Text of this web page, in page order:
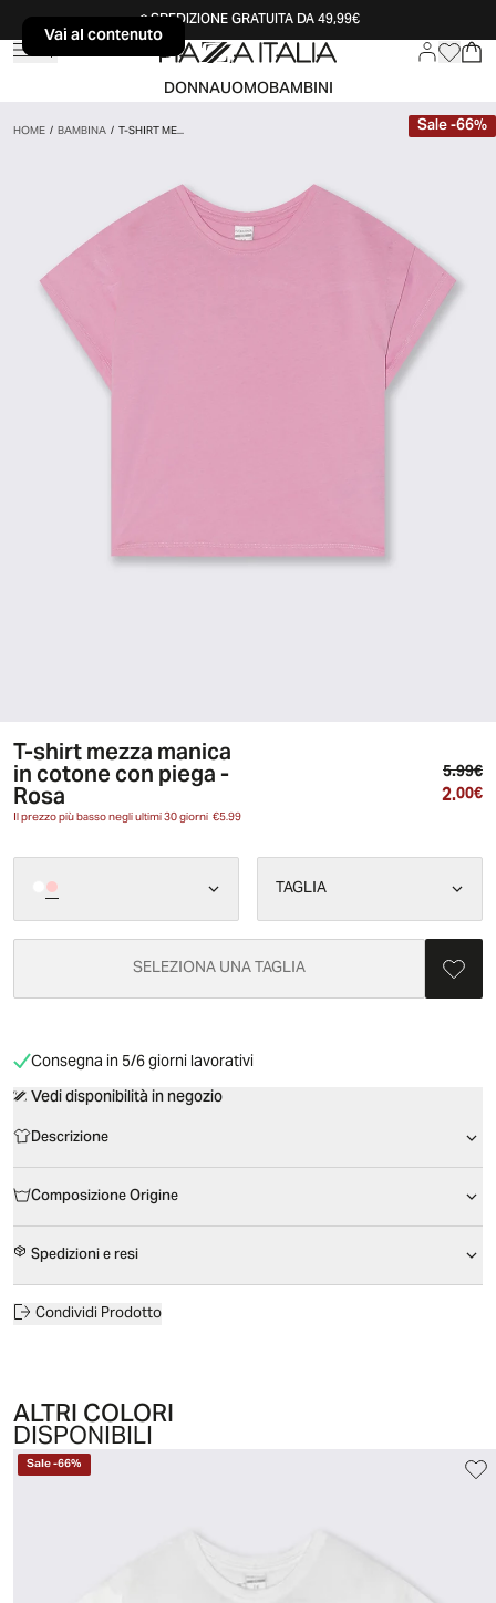
Vai al contenutoSPEDIZIONE GRATUITA DA 49,99€
DONNAUOMOBAMBINI
HOME/BAMBINA/T-SHIRT ME... Sale-66%
T-shirt mezza manica
in cotone con piega -
Rosa
Il prezzo più basso negli ultimi 30 giorni€5.99
5.99€
2.00€
TAGLIA
SELEZIONA UNA TAGLIA
Consegna in 5/6 giorni lavorativi
Vedi disponibilità in negozio
Descrizione
Composizione Origine
Spedizioni e resi
Condividi Prodotto
ALTRI COLORI
DISPONIBILI
Sale-66%
Vai al contenuto